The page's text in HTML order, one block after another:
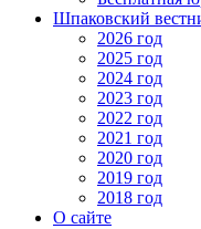
Шпаковский
2026 год
2025 год
2024 год
2023 год
2022 год
2021 год
2020 год
2019 год
2018 год
О сайте